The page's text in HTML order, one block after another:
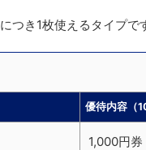
つき1枚使えるタイプで
優待内容（
1,000円券